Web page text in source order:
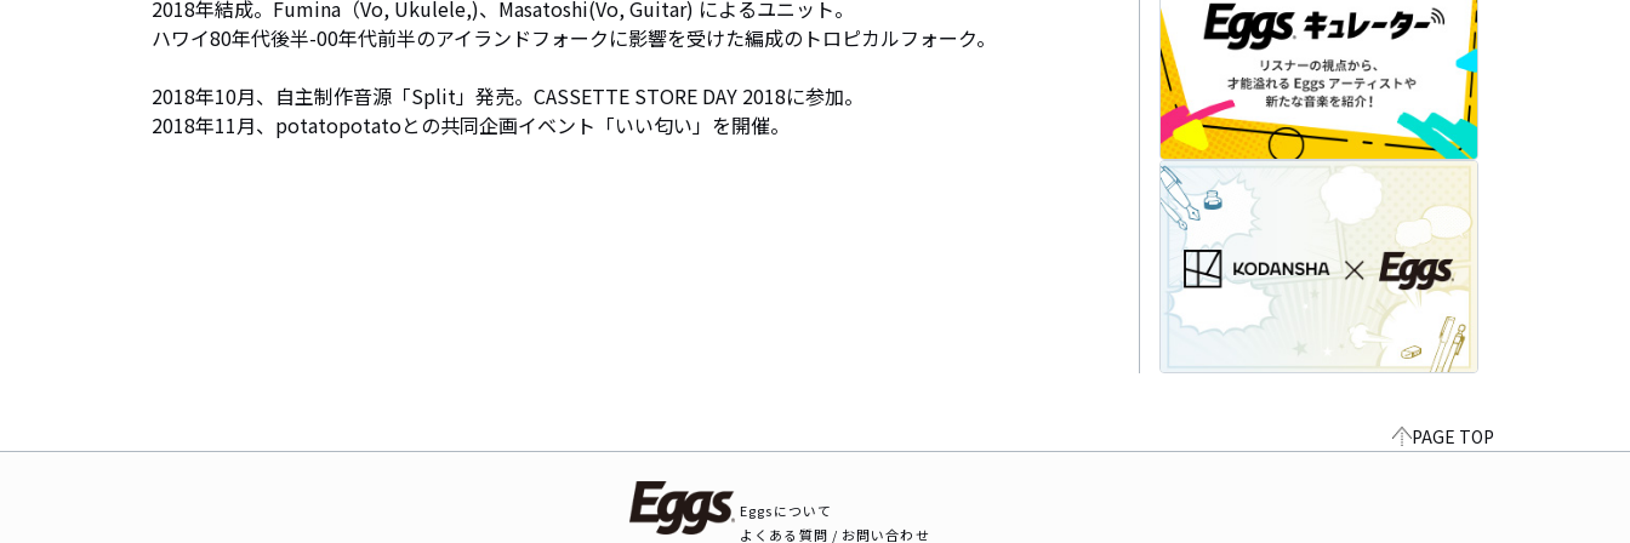
2018年結成。Fumina（Vo, Ukulele,)、Masatoshi(Vo, Guitar) によるユニット。
ハワイ80年代後半-00年代前半のアイランドフォークに影響を受けた編成のトロピカルフォーク。
2018年10月、自主制作音源「Split」発売。CASSETTE STORE DAY 2018に参加。
2018年11月、potatopotatoとの共同企画イベント「いい匂い」を開催。
PAGE TOP
Eggsについて
よくある質問 / お問い合わせ